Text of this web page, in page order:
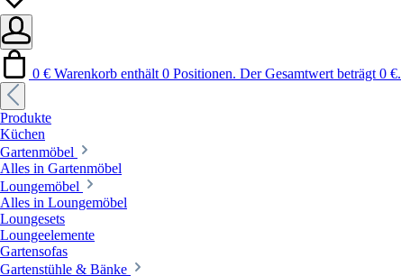
0 € Warenkorb enthält 0 Positionen. Der Gesamtwert beträgt 0 €.
Produkte
Küchen
Gartenmöbel
Alles in Gartenmöbel
Loungemöbel
Alles in Loungemöbel
Loungesets
Loungeelemente
Gartensofas
Gartenstühle & Bänke